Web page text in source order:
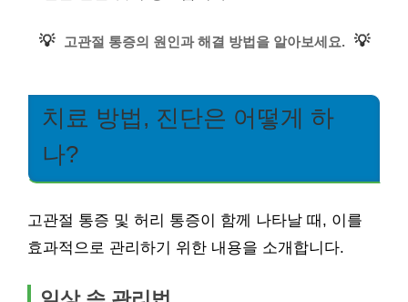
💡 고관절 통증의 원인과 해결 방법을 알아보세요. 💡
치료 방법, 진단은 어떻게 하
나?
고관절 통증 및 허리 통증이 함께 나타날 때, 이를
효과적으로 관리하기 위한 내용을 소개합니다.